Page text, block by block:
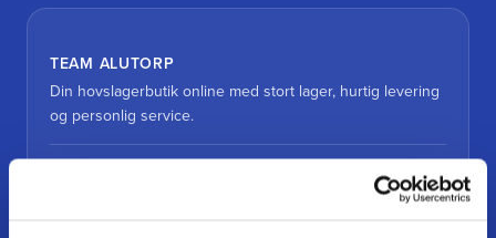
TEAM ALUTORP
Din hovslagerbutik online med stort lager, hurtig levering
og personlig service.